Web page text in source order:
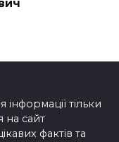
тільки
на сайт
фактів та